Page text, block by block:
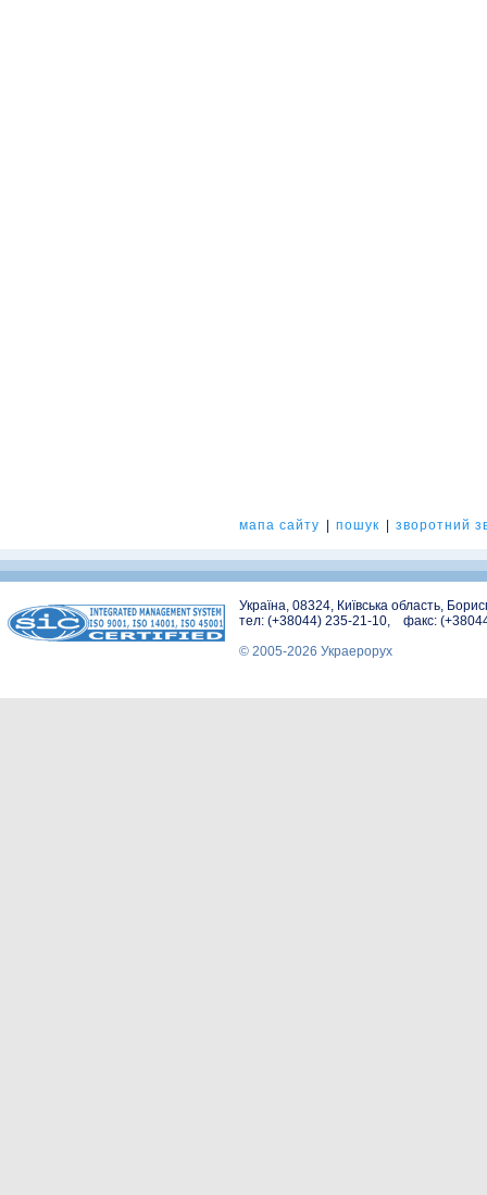
мапа сайту пошук зворотний
Україна, 08324, Київська область,
тел: (+38044) 235-21-10, факс:
© 2005-2026 Украерорух